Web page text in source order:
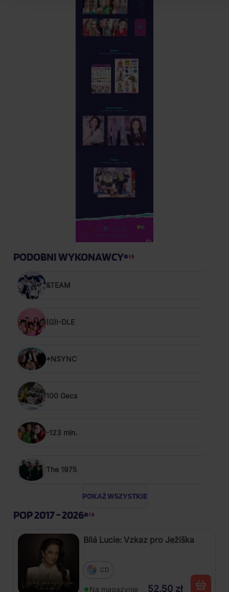
PODOBNI WYKONAWCY
&TEAM
(G)I-DLE
*NSYNC
100 Gecs
-123 min.
The 1975
POKAŻ WSZYSTKIE
POP 2017 - 2026
Bílá Lucie: Vzkaz pro Ježíška
CD
Na magazynie 52,50 zł